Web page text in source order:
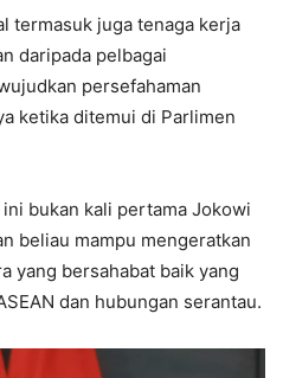
termasuk juga tenaga kerja
daripada pelbagai
persefahaman
ketika ditemui di Parlimen
bukan kali pertama Jokowi
beliau mampu mengeratkan
yang bersahabat baik yang
dan hubungan serantau.